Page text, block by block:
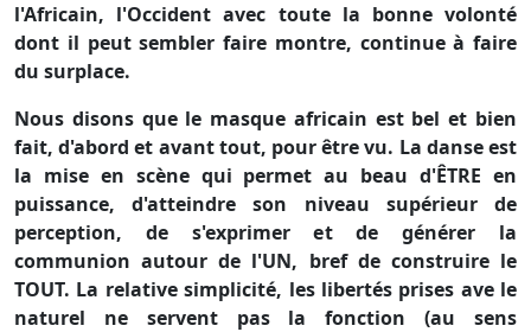
l'Africain, l'Occident avec toute la bonne volonté
dont il peut sembler faire montre, continue à faire
du surplace.
Nous disons que le masque africain est bel et bien
fait, d'abord et avant tout, pour être vu. La danse est
la mise en scène qui permet au beau d'ÊTRE en
puissance, d'atteindre son niveau supérieur de
perception, de s'exprimer et de générer la
communion autour de l'UN, bref de construire le
TOUT. La relative simplicité, les libertés prises ave le
naturel ne servent pas la fonction (au sens